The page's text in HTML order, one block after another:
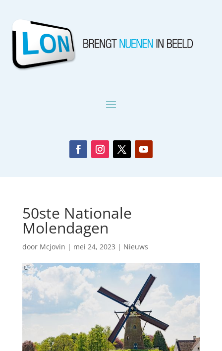
50ste Nationale
Molendagen
door Mcjovin | mei 24, 2023 | Nieuws